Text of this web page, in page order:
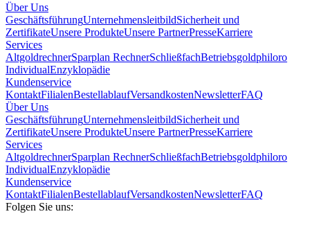
Über Uns
GeschäftsführungUnternehmensleitbildSicherheit und
ZertifikateUnsere ProdukteUnsere PartnerPresseKarriere
Services
AltgoldrechnerSparplan RechnerSchließfachBetriebsgoldphiloro
IndividualEnzyklopädie
Kundenservice
KontaktFilialenBestellablaufVersandkostenNewsletterFAQ
Über Uns
GeschäftsführungUnternehmensleitbildSicherheit und
ZertifikateUnsere ProdukteUnsere PartnerPresseKarriere
Services
AltgoldrechnerSparplan RechnerSchließfachBetriebsgoldphiloro
IndividualEnzyklopädie
Kundenservice
KontaktFilialenBestellablaufVersandkostenNewsletterFAQ
Folgen Sie uns: